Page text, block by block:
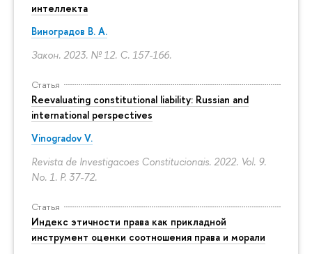
интеллекта
Виноградов В. А.
Закон. 2023. № 12. С. 157-166.
Статья
Reevaluating constitutional liability: Russian and
international perspectives
Vinogradov V.
Revista de Investigacoes Constitucionais. 2022. Vol. 9.
No. 1. P. 37-72.
Статья
Индекс этичности права как прикладной
инструмент оценки соотношения права и морали